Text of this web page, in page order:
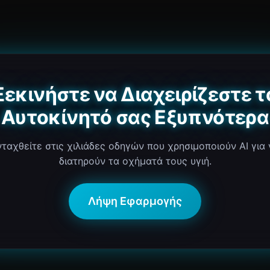
να Διαχειρίζεστε
Αυτοκίνητό σας Εξυπνότερα
στις χιλιάδες οδηγών που χρησιμοποιούν AI για
διατηρούν τα οχήματά τους υγιή.
Λήψη Εφαρμογής